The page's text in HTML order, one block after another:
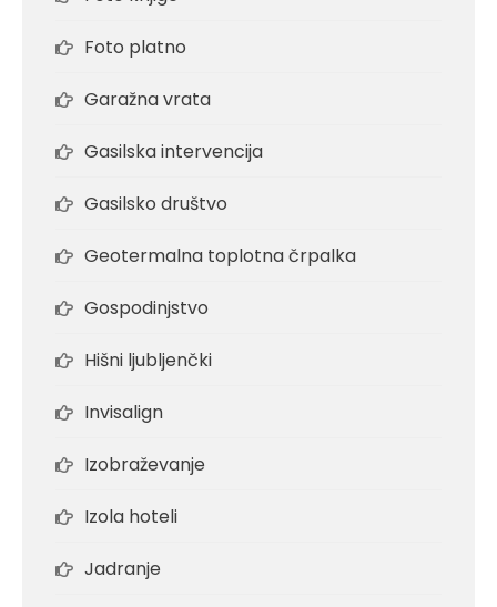
Foto platno
Garažna vrata
Gasilska intervencija
Gasilsko društvo
Geotermalna toplotna črpalka
Gospodinjstvo
Hišni ljubljenčki
Invisalign
Izobraževanje
Izola hoteli
Jadranje